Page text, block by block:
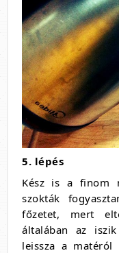
5. lépés
Kész is a finom
szokták
főzetet, mert
általában az
leissza a matéról